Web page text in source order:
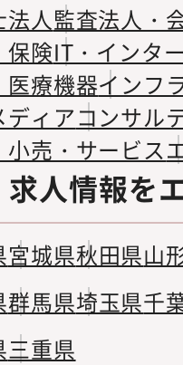
人監査法人・
保険IT・インタ
療機器インフ
ディアコンサル
小売・サービス
人情報を
宮城県秋田県山
群馬県埼玉県千
三重県